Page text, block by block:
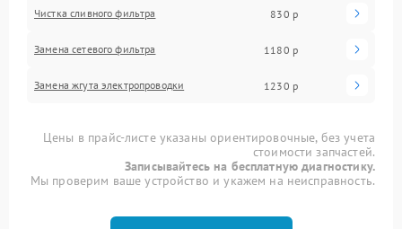
Чистка сливного фильтра 830 р
Замена сетевого фильтра 1180 р
Замена жгута электропроводки 1230 р
Цены в прайс-листе указаны ориентировочные, без учета
стоимости запчастей.
Записывайтесь на бесплатную диагностику.
Мы проверим ваше устройство и укажем на неисправность.